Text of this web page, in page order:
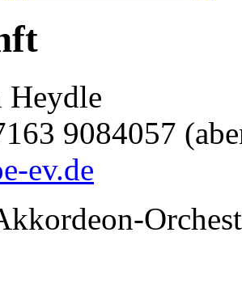
Heydle
9084057
ev.de